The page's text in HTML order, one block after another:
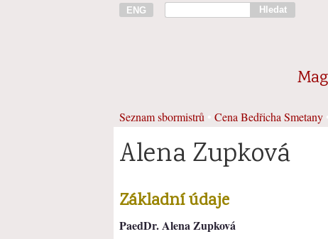
ENG Hledat
Seznam sbormistrů Cena Bedřicha Smetany
Alena Zupková
Základní údaje
PaedDr. Alena Zupková